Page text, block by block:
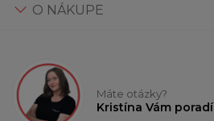
O NÁKUPE
Máte otázky?
Kristína Vám poradí